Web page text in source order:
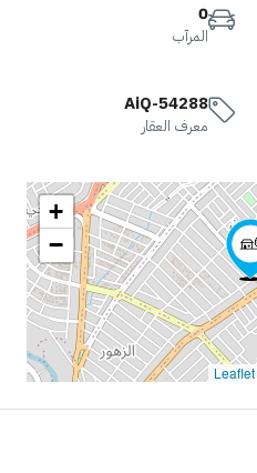
0
المرآب
AiQ-54288
معرف العقار
+
−